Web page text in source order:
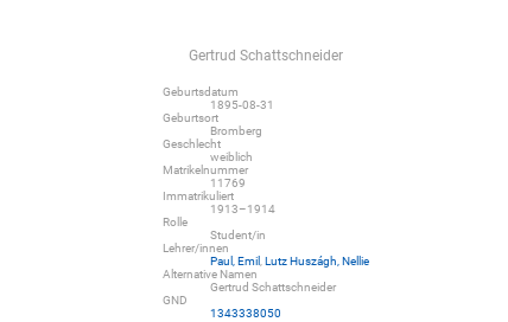
Gertrud Schattschneider
Geburtsdatum
1895-08-31
Geburtsort
Bromberg
Geschlecht
weiblich
Matrikelnummer
11769
Immatrikuliert
1913–1914
Rolle
Student/in
Lehrer/innen
Paul, Emil Lutz Huszágh, Nellie
Alternative Namen
Gertrud Schattschneider
GND
1343338050